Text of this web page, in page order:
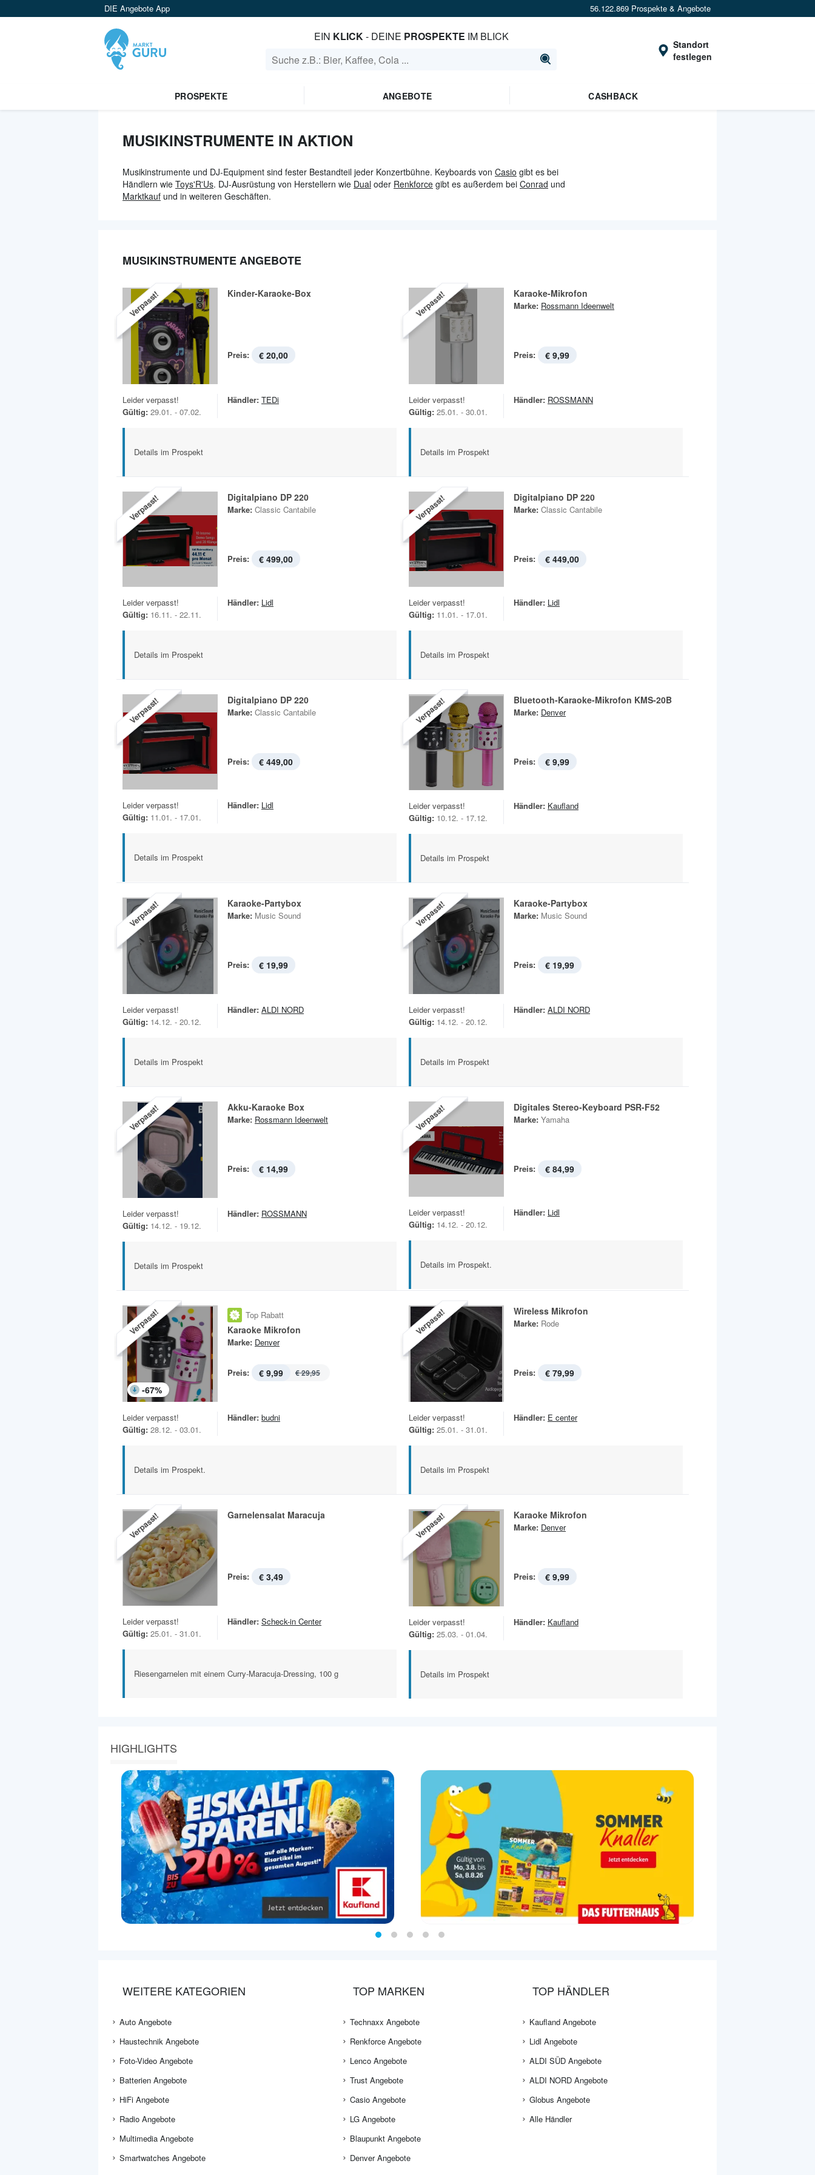
DIE Angebote App 56.122.869 Prospekte & Angebote
EIN KLICK- DEINE PROSPEKTE IM BLICK
Standort
festlegen
PROSPEKTE ANGEBOTE CASHBACK
MUSIKINSTRUMENTE IN AKTION
Musikinstrumente und DJ-Equipment sind fester Bestandteil jeder Konzertbühne. Keyboards von Casio gibt es bei
Händlern wie Toys'R'Us. DJ-Ausrüstung von Herstellern wie Dual oder Renkforce gibt es außerdem bei Conrad und
Marktkauf und in weiteren Geschäften.
MUSIKINSTRUMENTE ANGEBOTE
Verpasst! Kinder-Karaoke-Box
Preis: € 20,00
Leider verpasst!
Gültig: 29.01. - 07.02.
Händler: TEDi
Details im Prospekt
Verpasst! Karaoke-Mikrofon
Marke: Rossmann Ideenwelt
Preis: € 9,99
Leider verpasst!
Gültig: 25.01. - 30.01.
Händler: ROSSMANN
Details im Prospekt
Verpasst! Digitalpiano DP 220
Marke: Classic Cantabile
Preis: € 499,00
Leider verpasst!
Gültig: 16.11. - 22.11.
Händler: Lidl
Details im Prospekt
Verpasst! Digitalpiano DP 220
Marke: Classic Cantabile
Preis: € 449,00
Leider verpasst!
Gültig: 11.01. - 17.01.
Händler: Lidl
Details im Prospekt
Verpasst! Digitalpiano DP 220
Marke: Classic Cantabile
Preis: € 449,00
Leider verpasst!
Gültig: 11.01. - 17.01.
Händler: Lidl
Details im Prospekt
Verpasst! Bluetooth-Karaoke-Mikrofon KMS-20B
Marke: Denver
Preis: € 9,99
Leider verpasst!
Gültig: 10.12. - 17.12.
Händler: Kaufland
Details im Prospekt
Verpasst! Karaoke-Partybox
Marke: Music Sound
Preis: € 19,99
Leider verpasst!
Gültig: 14.12. - 20.12.
Händler: ALDI NORD
Details im Prospekt
Verpasst! Karaoke-Partybox
Marke: Music Sound
Preis: € 19,99
Leider verpasst!
Gültig: 14.12. - 20.12.
Händler: ALDI NORD
Details im Prospekt
Verpasst! Akku-Karaoke Box
Marke: Rossmann Ideenwelt
Preis: € 14,99
Leider verpasst!
Gültig: 14.12. - 19.12.
Händler: ROSSMANN
Details im Prospekt
Verpasst! Digitales Stereo-Keyboard PSR-F52
Marke: Yamaha
Preis: € 84,99
Leider verpasst!
Gültig: 14.12. - 20.12.
Händler: Lidl
Details im Prospekt.
Verpasst!
-67%
Top Rabatt
Karaoke Mikrofon
Marke: Denver
Preis: € 9,99 € 29,95
Leider verpasst!
Gültig: 28.12. - 03.01.
Händler: budni
Details im Prospekt.
Verpasst! Wireless Mikrofon
Marke: Rode
Preis: € 79,99
Leider verpasst!
Gültig: 25.01. - 31.01.
Händler: E center
Details im Prospekt
Verpasst! Garnelensalat Maracuja
Preis: € 3,49
Leider verpasst!
Gültig: 25.01. - 31.01.
Händler: Scheck-in Center
Riesengarnelen mit einem Curry-Maracuja-Dressing, 100 g
Verpasst! Karaoke Mikrofon
Marke: Denver
Preis: € 9,99
Leider verpasst!
Gültig: 25.03. - 01.04.
Händler: Kaufland
Details im Prospekt
HIGHLIGHTS
WEITERE KATEGORIEN
Auto Angebote
Haustechnik Angebote
Foto-Video Angebote
Batterien Angebote
HiFi Angebote
Radio Angebote
Multimedia Angebote
Smartwatches Angebote
TOP MARKEN
Technaxx Angebote
Renkforce Angebote
Lenco Angebote
Trust Angebote
Casio Angebote
LG Angebote
Blaupunkt Angebote
Denver Angebote
TOP HÄNDLER
Kaufland Angebote
Lidl Angebote
ALDI SÜD Angebote
ALDI NORD Angebote
Globus Angebote
Alle Händler